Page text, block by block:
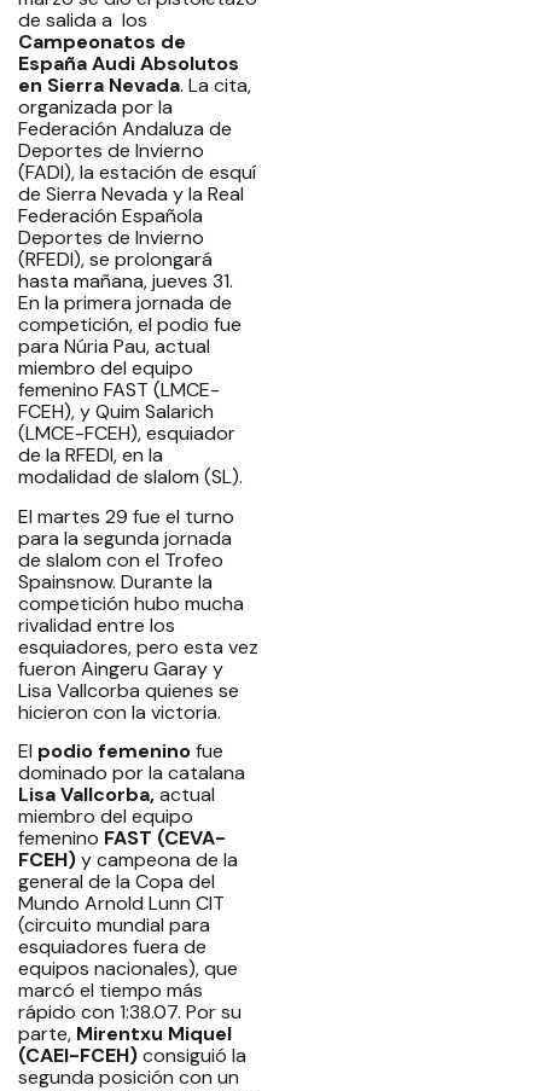
de salida a los
Campeonatos de
España Audi Absolutos
en Sierra Nevada. La cita,
organizada por la
Federación Andaluza de
Deportes de Invierno
(FADI), la estación de esquí
de Sierra Nevada y la Real
Federación Española
Deportes de Invierno
(RFEDI), se prolongará
hasta mañana, jueves 31.
En la primera jornada de
competición, el podio fue
para Núria Pau, actual
miembro del equipo
femenino FAST (LMCE-
FCEH), y Quim Salarich
(LMCE-FCEH), esquiador
de la RFEDI, en la
modalidad de slalom (SL).
El martes 29 fue el turno
para la segunda jornada
de slalom con el Trofeo
Spainsnow. Durante la
competición hubo mucha
rivalidad entre los
esquiadores, pero esta vez
fueron Aingeru Garay y
Lisa Vallcorba quienes se
hicieron con la victoria.
El podio femeninofue
dominado por la catalana
Lisa Vallcorba,actual
miembro del equipo
femenino FAST (CEVA-
FCEH)y campeona de la
general de la Copa del
Mundo Arnold Lunn CIT
(circuito mundial para
esquiadores fuera de
equipos nacionales), que
marcó el tiempo más
rápido con 1:38.07. Por su
parte, Mirentxu Miquel
(CAEI-FCEH)consiguió la
segunda posición con un